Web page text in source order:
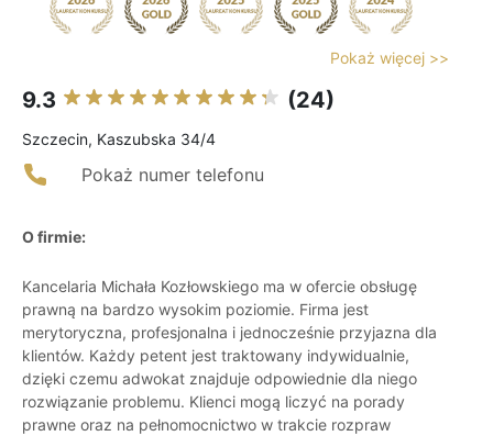
Pokaż więcej >>
9.3 (24)
Szczecin, Kaszubska 34/4
Pokaż numer telefonu
O firmie:
Kancelaria Michała Kozłowskiego ma w ofercie obsługę
prawną na bardzo wysokim poziomie. Firma jest
merytoryczna, profesjonalna i jednocześnie przyjazna dla
klientów. Każdy petent jest traktowany indywidualnie,
dzięki czemu adwokat znajduje odpowiednie dla niego
rozwiązanie problemu. Klienci mogą liczyć na porady
prawne oraz na pełnomocnictwo w trakcie rozpraw